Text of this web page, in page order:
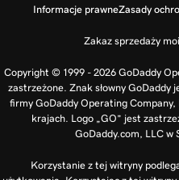
Informacje prawneZasady
Zakaz sprzedaży
Copyright © 1999 - 2026 GoDaddy
zastrzeżone. Znak słowny
firmy GoDaddy Operating Company,
krajach. Logo „GO” jest
GoDaddy.com, LLC w
Korzystanie z tej witryny